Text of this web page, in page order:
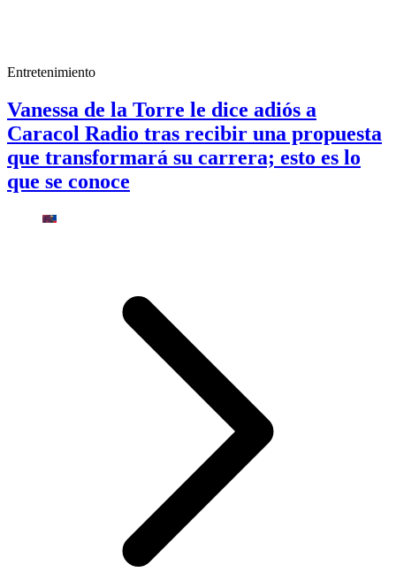
Entretenimiento
Vanessa de la Torre le dice adiós a
Caracol Radio tras recibir una propuesta
que transformará su carrera; esto es lo
que se conoce